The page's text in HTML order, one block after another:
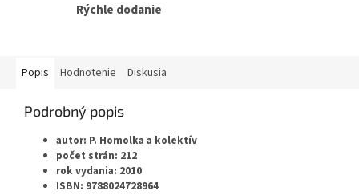
Rýchle dodanie
Popis Hodnotenie Diskusia
Podrobný popis
autor: P. Homolka a kolektív
počet strán: 212
rok vydania: 2010
ISBN: 9788024728964